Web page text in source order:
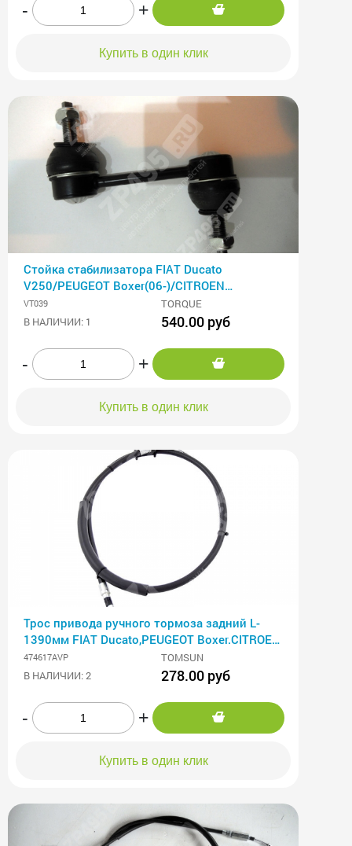
- +
Купить в один клик
Стойка стабилизатора FIAT Ducato
V250/PEUGEOT Boxer(06-)/CITROEN
Jumper(06-) TORQUE /1355449080/
VT039
TORQUE
В НАЛИЧИИ: 1
540.00 руб
- +
Купить в один клик
Трос привода ручного тормоза задний L-
1390мм FIAT Ducato,PEUGEOT Boxer.CITROEN
Jumper (06-)
474617AVP
TOMSUN
В НАЛИЧИИ: 2
278.00 руб
- +
Купить в один клик